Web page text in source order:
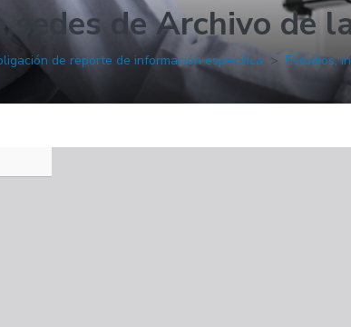
de Archivo de
de reporte de información específica
Estudios,